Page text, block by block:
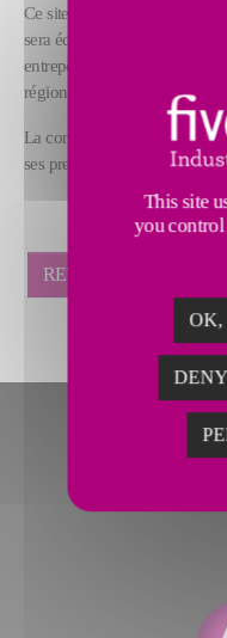
Ce site comportera une
sera équipé de machine-
entrepôt sous douane pour le
région et de nouveaux
La construction a débuté en
ses premières pièces avant la
RETOUR
This site
you
OK,